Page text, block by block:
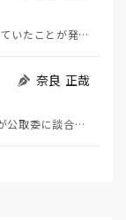
自衛隊が中国製ウイルス感染USBを長年使っていたことが発覚して問題になっている（7月2日日経）。筆…
奈良 正哉
北海道新幹線の延伸に絡んで、建設会社9社が公取委に談合を疑われている（5月20日日経）。 談合と…